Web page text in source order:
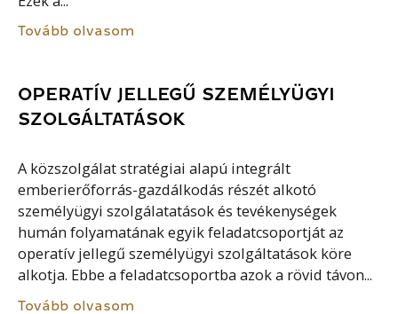
Tovább olvasom
OPERATÍV JELLEGŰ SZEMÉLYÜGYI
SZOLGÁLTATÁSOK
A közszolgálat stratégiai alapú integrált
emberierőforrás-gazdálkodás részét alkotó
személyügyi szolgálatatások és tevékenységek
humán folyamatának egyik feladatcsoportját az
operatív jellegű személyügyi szolgáltatások köre
alkotja. Ebbe a feladatcsoportba azok a rövid távon...
Tovább olvasom